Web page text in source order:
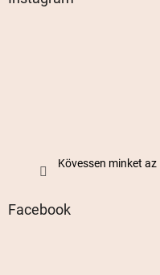
Kövessen minket
Facebook